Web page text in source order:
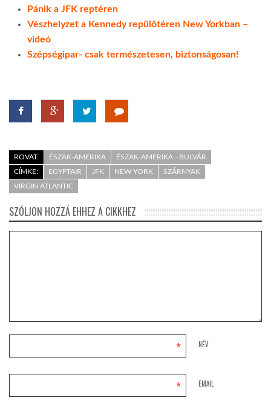
Pánik a JFK reptéren
Vészhelyzet a Kennedy repülőtéren New Yorkban –
videó
Szépségipar- csak természetesen, biztonságosan!
ROVAT: ÉSZAK-AMERIKA
ÉSZAK-AMERIKA - BULVÁR
CÍMKE:
EGYPTAIR JFK NEW YORK
SZÁRNYAK
VIRGIN ATLANTIC
SZÓLJON HOZZÁ EHHEZ A CIKKHEZ
NÉV
*
EMAIL
*